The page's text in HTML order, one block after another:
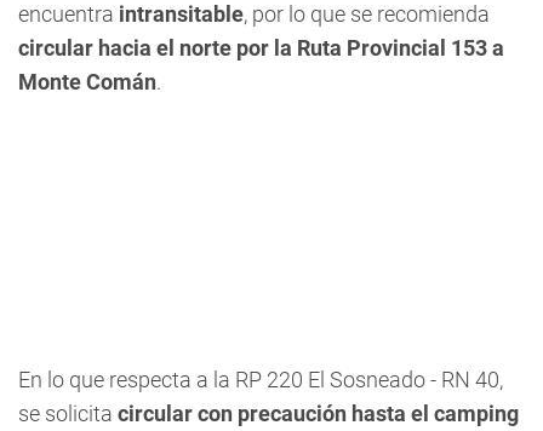
encuentra intransitable, por lo que se recomienda
circular hacia el norte por la Ruta Provincial 153 a
Monte Comán.
En lo que respecta a la RP 220 El Sosneado - RN 40,
se solicita circular con precaución hasta el camping